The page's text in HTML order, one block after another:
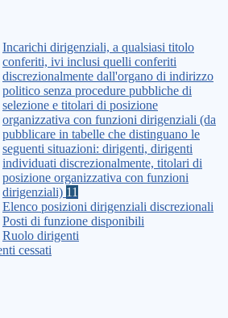
Incarichi dirigenziali, a qualsiasi titolo
conferiti, ivi inclusi quelli conferiti
discrezionalmente dall'organo di indirizzo
politico senza procedure pubbliche di
selezione e titolari di posizione
organizzativa con funzioni dirigenziali (da
pubblicare in tabelle che distinguano le
seguenti situazioni: dirigenti, dirigenti
individuati discrezionalmente, titolari di
posizione organizzativa con funzioni
dirigenziali) 11
Elenco posizioni dirigenziali discrezionali
Posti di funzione disponibili
Ruolo dirigenti
cessati